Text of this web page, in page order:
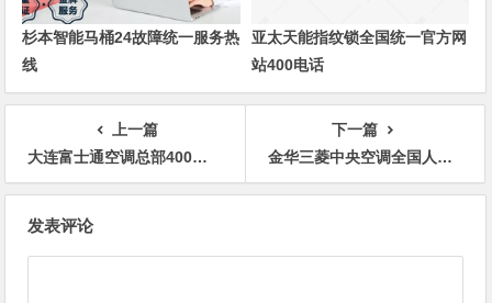
杉本智能马桶24故障统一服务热
线
亚太天能指纹锁全国统一官方网
站400电话
上一篇
大连富士通空调总部400维修上门联系方式
下一篇
金华三菱中央空调全国人工售后维修客服服务电话
发表评论